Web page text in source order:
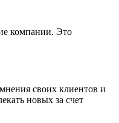
компании. Это
своих клиентов и
новых за счет